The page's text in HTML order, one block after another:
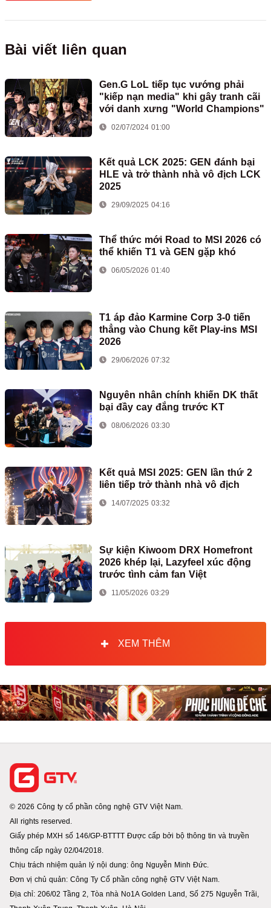
Bài viết liên quan
Gen.G LoL tiếp tục vướng phải
"kiếp nạn media" khi gây tranh cãi
với danh xưng "World Champions"
02/07/2024 01:00
Kết quả LCK 2025: GEN đánh bại
HLE và trở thành nhà vô địch LCK
2025
29/09/2025 04:16
Thể thức mới Road to MSI 2026 có
thể khiến T1 và GEN gặp khó
06/05/2026 01:40
T1 áp đảo Karmine Corp 3-0 tiến
thẳng vào Chung kết Play-ins MSI
2026
29/06/2026 07:32
Nguyên nhân chính khiến DK thất
bại đầy cay đắng trước KT
08/06/2026 03:30
Kết quả MSI 2025: GEN lần thứ 2
liên tiếp trở thành nhà vô địch
14/07/2025 03:32
Sự kiện Kiwoom DRX Homefront
2026 khép lại, Lazyfeel xúc động
trước tình cảm fan Việt
11/05/2026 03:29
XEM THÊM
© 2026 Công ty cổ phần công nghệ GTV Việt Nam.
All rights reserved.
Giấy phép MXH số 146/GP-BTTTT Được cấp bởi bộ thông tin và truyền
thông cấp ngày 02/04/2018.
Chịu trách nhiệm quản lý nội dung: ông Nguyễn Minh Đức.
Đơn vị chủ quản: Công Ty Cổ phần công nghệ GTV Việt Nam.
Địa chỉ: 206/02 Tầng 2, Tòa nhà No1A Golden Land, Số 275 Nguyễn Trãi,